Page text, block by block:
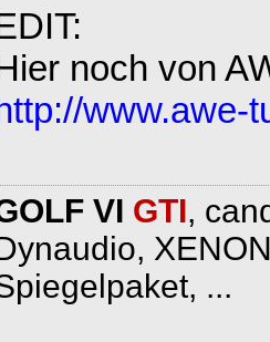
noch von
www.awe-
VI GTI,
...